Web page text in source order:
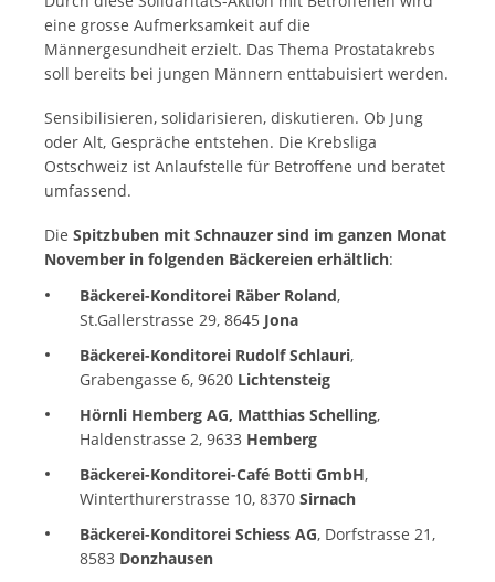
eine grosse Aufmerksamkeit auf die
Männergesundheit erzielt. Das Thema Prostatakrebs
soll bereits bei jungen Männern enttabuisiert werden.
Sensibilisieren, solidarisieren, diskutieren. Ob Jung
oder Alt, Gespräche entstehen. Die Krebsliga
Ostschweiz ist Anlaufstelle für Betroffene und beratet
umfassend.
Die Spitzbuben mit Schnauzer sind im ganzen Monat
November in folgenden Bäckereien erhältlich:
Bäckerei-Konditorei Räber Roland,
St.Gallerstrasse 29, 8645 Jona
Bäckerei-Konditorei Rudolf Schlauri,
Grabengasse 6, 9620 Lichtensteig
Hörnli Hemberg AG, Matthias Schelling,
Haldenstrasse 2, 9633 Hemberg
Bäckerei-Konditorei-Café Botti GmbH,
Winterthurerstrasse 10, 8370 Sirnach
Bäckerei-Konditorei Schiess AG, Dorfstrasse 21,
8583 Donzhausen